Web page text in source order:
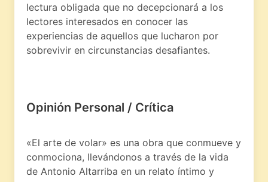
lectura obligada que no decepcionará a los
lectores interesados en conocer las
experiencias de aquellos que lucharon por
sobrevivir en circunstancias desafiantes.
Opinión Personal / Crítica
«El arte de volar» es una obra que conmueve y
conmociona, llevándonos a través de la vida
de Antonio Altarriba en un relato íntimo y